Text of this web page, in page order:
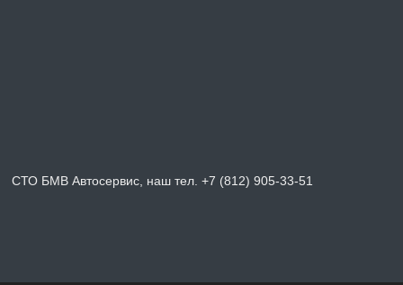
СТО БМВ Автосервис, наш тел. +7 (812) 905-33-51